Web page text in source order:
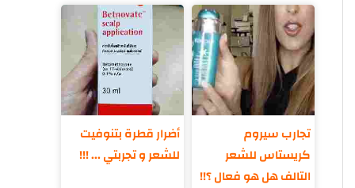
تجارب سيروم
كريستاس للشعر
التالف هل هو فعال ؟!!
أضرار قطرة بتنوفيت
للشعر و تجربتي ... !!!